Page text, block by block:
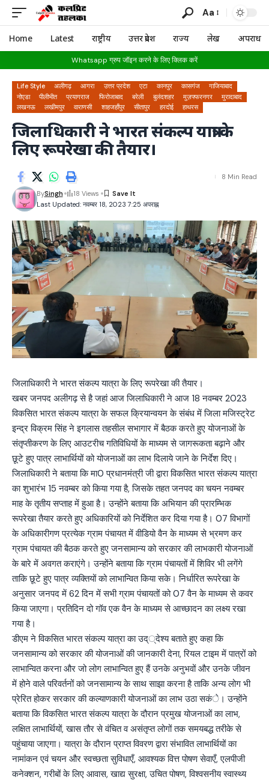
Aa
Home Latest राष्ट्रीय उत्तर प्रदेश राज्य लेख अपराध
Whatsapp ग्रुप जॉइन करने के लिए क्लिक करें
Life Style अलीगढ़ आगरा उत्तर प्रदेश एटा कानपुर कासगंज
गाजियाबाद
नोएडा
पीलीभीत प्रयागराज फिरोजाबाद बरेली बुलंदशहर मुज़फ्फरनगर
मुरादाबाद
लखनऊ
लखीमपुर वाराणसी शाहजहाँपुर सीतापुर हरदोई हाथरस
जिलाधिकारी ने भारत संकल्प यात्रा के
लिए रूपरेखा की तैयार।
Last Updated: नवम्बर 18, 2023 7:25 अपराह्न
BySingh 18 Views
8 Min Read
जिलाधिकारी ने भारत संकल्प यात्रा के लिए रूपरेखा की तैयार।
खबर जनपद अलीगढ़ से है जहां आज जिलाधिकारी ने आज 18 नवम्बर 2023
विकसित भारत संकल्प यात्रा के सफल क्रियान्वयन के संबंध में जिला मजिस्ट्रेट
इन्द्र विक्रम सिंह ने इगलास तहसील सभागार में बैठक करते हुए योजनाओं के
संतृप्तीकरण के लिए आउटरीच गतिविधियों के माध्यम से जागरूकता बढ़ाने और
छूटे हुए पात्र लाभार्थियों को योजनाओं का लाभ दिलाये जाने के निर्देश दिए।
जिलाधिकारी ने बताया कि मा0 प्रधानमंत्री जी द्वारा विकसित भारत संकल्प यात्रा
का शुभारंभ 15 नवम्बर को किया गया है, जिसके तहत जनपद का चयन नवम्बर
माह के तृतीय सप्ताह में हुआ है। उन्होंने बताया कि अभियान की प्रारम्भिक
रूपरेखा तैयार करते हुए अधिकारियों को निर्देशित कर दिया गया है। 07 विभागों
के अधिकारीगण प्रत्येक ग्राम पंचायत में वीडियो वैन के माध्यम से भ्रमण कर
ग्राम पंचायत की बैठक करते हुए जनसामान्य को सरकार की लाभकारी योजनाओं
के बारे में अवगत कराएंगे। उन्होंने बताया कि ग्राम पंचायतों में शिविर भी लगेंगे
ताकि छूटे हुए पात्र व्यक्तियों को लाभान्वित किया सके। निर्धारित रूपरेखा के
अनुसार जनपद में 62 दिन में सभी ग्राम पंचायतों को 07 वैन के माध्यम से कवर
किया जाएगा। प्रतिदिन दो गॉव एक वैन के माध्यम से आच्छादन का लक्ष्य रखा
गया है।
डीएम ने विकसित भारत संकल्प यात्रा का उद््देश्य बताते हुए कहा कि
जनसामान्य को सरकार की योजनाओं की जानकारी देना, रियल टाइम में पात्रों को
लाभान्वित करना और जो लोग लाभान्वित हुए हैं उनके अनुभवों और उनके जीवन
में होने वाले परिवर्तनों को जनसामान्य के साथ साझा करना है ताकि अन्य लोग भी
प्रेरित होकर सरकार की कल्याणकारी योजनाओं का लाभ उठा सकंे। उन्होंने
बताया कि विकसित भारत संकल्प यात्रा के दौरान प्रमुख योजनाओं का लाभ,
लक्षित लाभार्थियों, खास तौर से वंचित व असंतृप्त लोगों तक समयबद्ध तरीके से
पहुंचाया जाएगा। यात्रा के दौरान प्राप्त विवरण द्वारा संभावित लाभार्थियों का
नामांकन एवं चयन और स्वच्छता सुविधाएँ, आवश्यक वित्त पोषण सेवाएँ, एलपीजी
कनेक्शन, गरीबों के लिए आवास, खाद्य सुरक्षा, उचित पोषण, विश्वसनीय स्वास्थ्य